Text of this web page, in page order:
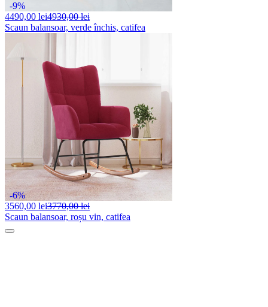
-9%
4490,00 lei4930,00 lei
Scaun balansoar, verde închis, catifea
-6%
3560,00 lei3770,00 lei
Scaun balansoar, roșu vin, catifea